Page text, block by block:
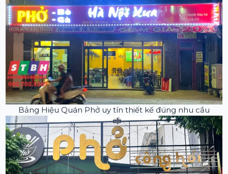
Bảng Hiệu Quán Phở uy tín thiết kế đúng nhu cầu